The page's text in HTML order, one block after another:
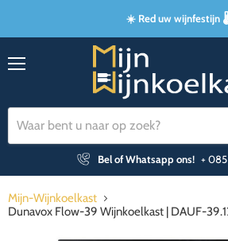
☀️ Red uw wijnfestijn
Bel of Whatsapp ons! +
Mijn-Wijnkoelkast
Dunavox Flow-39 Wijnkoelkast | DAUF-